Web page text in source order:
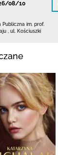
08/10
Publiczna im. prof.
ul. Kościuszki